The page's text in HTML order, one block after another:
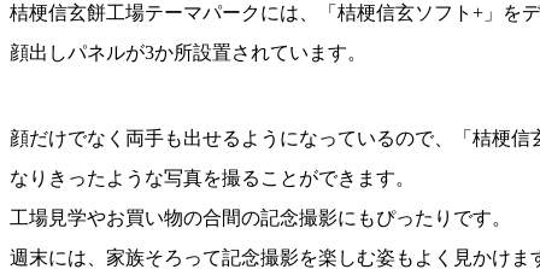
桔梗信玄餅工場テーマパークには、「桔梗信玄ソフト + 」を
顔出しパネルが3か所設置されています。
顔だけでなく両手も出せるようになっているので、「桔梗信
なりきったような写真を撮ることができます。
工場見学やお買い物の合間の記念撮影にもぴったりです。
週末には、家族そろって記念撮影を楽しむ姿もよく見かけま